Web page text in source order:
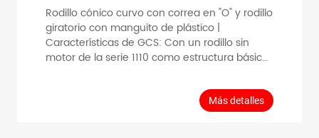
Rodillo cónico curvo con correa en "O" y rodillo
giratorio con manguito de plástico |
Características de GCS: Con un rodillo sin
motor de la serie 1110 como estructura básica,
para realizar la función de giro con
transmisión por correa tipo "O". Puede
reemplazar al rodillo ranurador de la serie
Más detalles